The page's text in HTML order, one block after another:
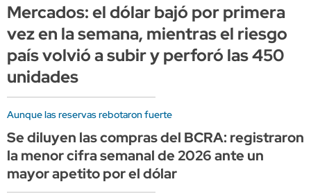
Mercados: el dólar bajó por primera
vez en la semana, mientras el riesgo
país volvió a subir y perforó las 450
unidades
Aunque las reservas rebotaron fuerte
Se diluyen las compras del BCRA: registraron
la menor cifra semanal de 2026 ante un
mayor apetito por el dólar